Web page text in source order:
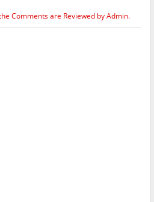
Comments are Reviewed by Admin.